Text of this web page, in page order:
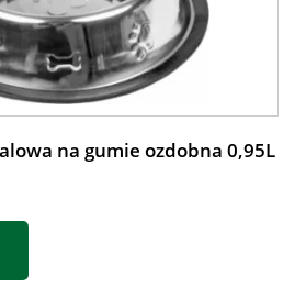
na gumie ozdobna 0,95L